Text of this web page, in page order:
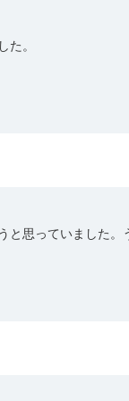
た。
思っていました。